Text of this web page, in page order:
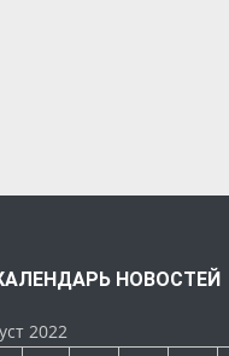
НОВОСТЕЙ
2022